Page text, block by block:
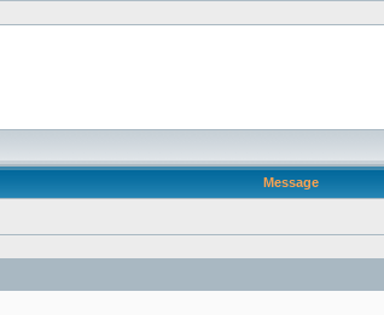
Message